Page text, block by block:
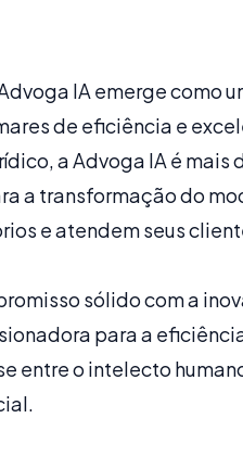
IA emerge como
de eficiência e
a Advoga IA é mais
a transformação do
e atendem seus
sólido com a
para a
entre o intelecto